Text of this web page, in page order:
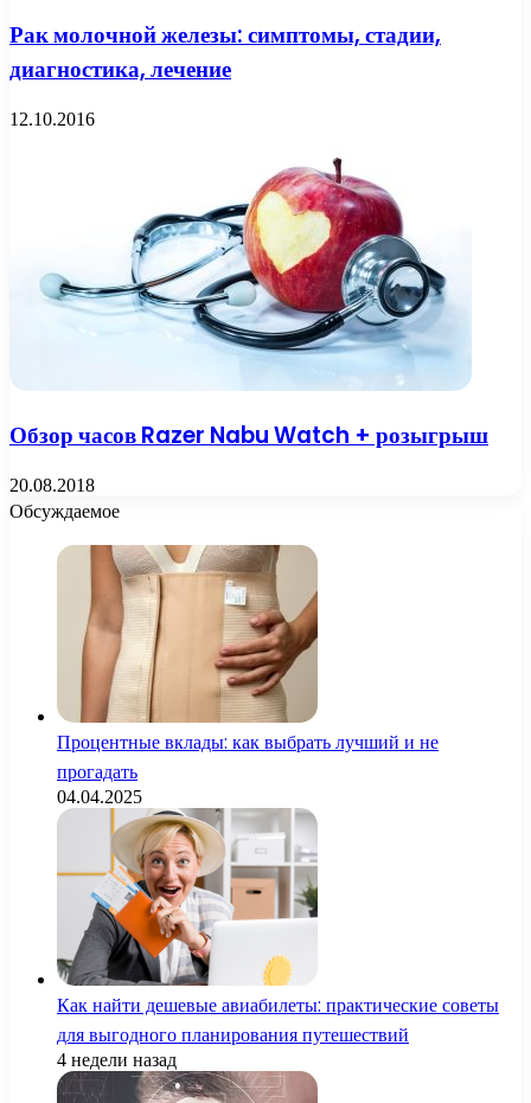
Рак молочной железы: симптомы, стадии,
диагностика, лечение
12.10.2016
Обзор часов Razer Nabu Watch + розыгрыш
20.08.2018
Обсуждаемое
Процентные вклады: как выбрать лучший и не
прогадать
04.04.2025
Как найти дешевые авиабилеты: практические советы
для выгодного планирования путешествий
4 недели назад